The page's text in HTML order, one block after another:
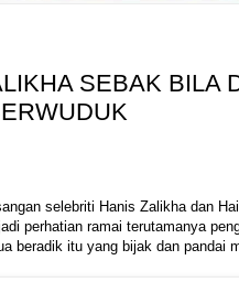
SEBAK BILA
selebriti Hanis Zalikha dan
perhatian ramai terutamanya
beradik itu yang bijak dan pandai